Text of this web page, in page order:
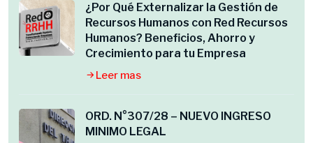
¿Por Qué Externalizar la Gestión de
Recursos Humanos con Red Recursos
Humanos? Beneficios, Ahorro y
Crecimiento para tu Empresa
Leer mas
ORD. N°307/28 – NUEVO INGRESO
MINIMO LEGAL